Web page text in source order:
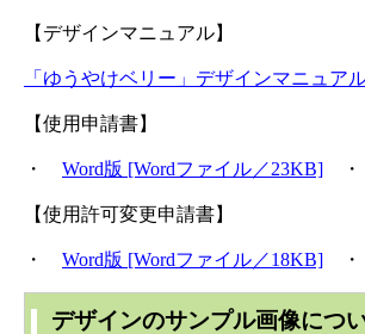
【デザインマニュアル】
「ゆうやけベリー」デザインマニュア
【使用申請書】
・ Word版 [Wordファイル／23KB]
【使用許可変更申請書】
・ Word版 [Wordファイル／18KB]
デザインのサンプル画像につ